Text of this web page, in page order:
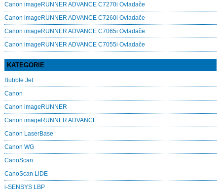
Canon imageRUNNER ADVANCE C7270i Ovladače
Canon imageRUNNER ADVANCE C7260i Ovladače
Canon imageRUNNER ADVANCE C7065i Ovladače
Canon imageRUNNER ADVANCE C7055i Ovladače
KATEGORIE
Bubble Jet
Canon
Canon imageRUNNER
Canon imageRUNNER ADVANCE
Canon LaserBase
Canon WG
CanoScan
CanoScan LiDE
i-SENSYS LBP